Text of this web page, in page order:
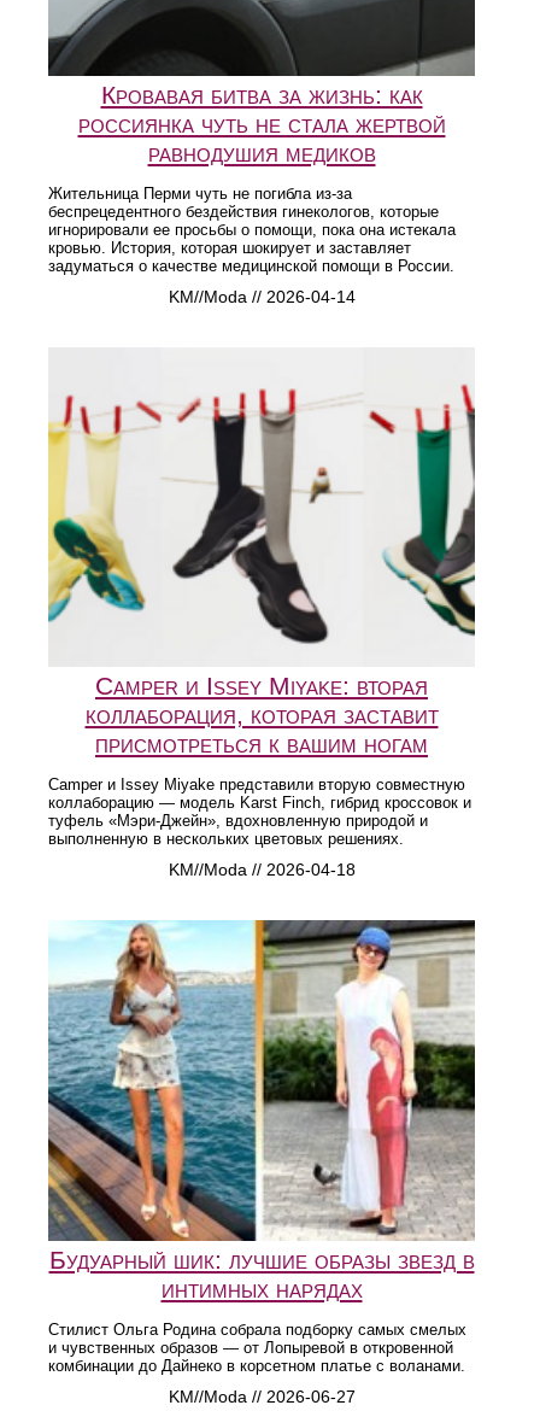
Кровавая битва за жизнь: как
россиянка чуть не стала жертвой
равнодушия медиков
Жительница Перми чуть не погибла из-за
беспрецедентного бездействия гинекологов, которые
игнорировали ее просьбы о помощи, пока она истекала
кровью. История, которая шокирует и заставляет
задуматься о качестве медицинской помощи в России.
KM//Moda // 2026-04-14
Camper и Issey Miyake: вторая
коллаборация, которая заставит
присмотреться к вашим ногам
Camper и Issey Miyake представили вторую совместную
коллаборацию — модель Karst Finch, гибрид кроссовок и
туфель «Мэри-Джейн», вдохновленную природой и
выполненную в нескольких цветовых решениях.
KM//Moda // 2026-04-18
Будуарный шик: лучшие образы звезд в
интимных нарядах
Стилист Ольга Родина собрала подборку самых смелых
и чувственных образов — от Лопыревой в откровенной
комбинации до Дайнеко в корсетном платье с воланами.
KM//Moda // 2026-06-27